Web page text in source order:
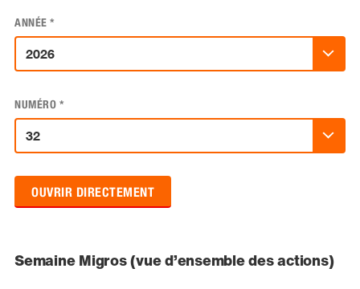
ANNÉE *
NUMÉRO *
OUVRIR DIRECTEMENT
Semaine Migros (vue d’ensemble des actions)